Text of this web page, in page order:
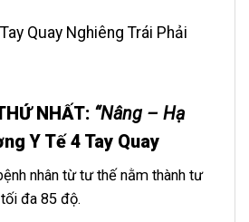
NHẤT: “Nâng – Hạ
Y Tế 4 Tay Quay
nhân từ tư thế nằm thành tư
đa 85 độ.